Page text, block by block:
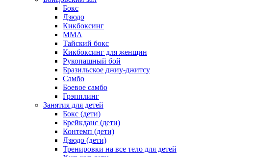
Бокс
Дзюдо
Кикбоксинг
MMA
Тайский бокс
Кикбоксинг для женщин
Рукопашный бой
Бразильское джиу-джитсу
Самбо
Боевое самбо
Грэпплинг
Занятия для детей
Бокс (дети)
Брейкданс (дети)
Контемп (дети)
Дзюдо (дети)
Тренировки на все тело для детей